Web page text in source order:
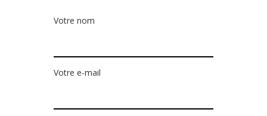
Votre nom
Votre e-mail